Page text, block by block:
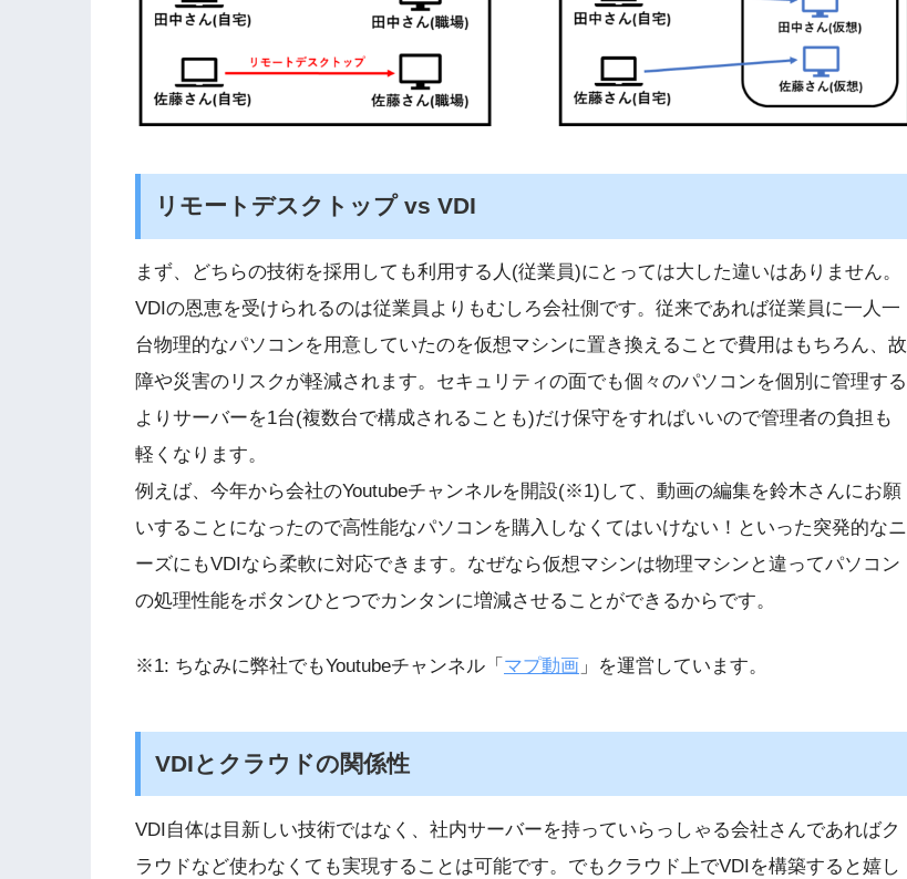
リモートデスクトップ vs VDI
まず、どちらの技術を採用しても利用する人(従業員)にとっては大した違いはありません。
VDIの恩恵を受けられるのは従業員よりもむしろ会社側です。従来であれば従業員に一人一
台物理的なパソコンを用意していたのを仮想マシンに置き換えることで費用はもちろん、故
障や災害のリスクが軽減されます。セキュリティの面でも個々のパソコンを個別に管理する
よりサーバーを1台(複数台で構成されることも)だけ保守をすればいいので管理者の負担も
軽くなります。
例えば、今年から会社のYoutubeチャンネルを開設(※1)して、動画の編集を鈴木さんにお願
いすることになったので高性能なパソコンを購入しなくてはいけない！といった突発的なニ
ーズにもVDIなら柔軟に対応できます。なぜなら仮想マシンは物理マシンと違ってパソコン
の処理性能をボタンひとつでカンタンに増減させることができるからです。
※1: ちなみに弊社でもYoutubeチャンネル「 マプ動画 」を運営しています。
VDIとクラウドの関係性
VDI自体は目新しい技術ではなく、社内サーバーを持っていらっしゃる会社さんであればク
ラウドなど使わなくても実現することは可能です。でもクラウド上でVDIを構築すると嬉し